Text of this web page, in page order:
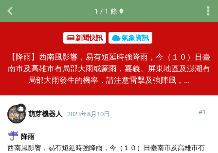
新聞快訊 氣象資訊
【降雨】西南風影響，易有短延時強降雨，今（１０）日臺
南市及高雄市有局部大雨或豪雨，嘉義、屏東地區及澎湖有
局部大雨發生的機率，請注意雷擊及強陣風，...
1 / 1 條
萌芽機器人 2023年8月10日 #1
降雨
西南風影響，易有短延時強降雨，今（１０）日臺南市及高雄市有